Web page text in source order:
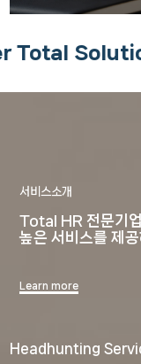
서비스소개
Total HR 전문기
높은 서비스를 제
Learn more
Headhunting